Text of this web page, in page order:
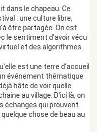
dans le chapeau. Ce
: une culture libre,
être partagée. On est
le sentiment d'avoir vécu
et des algorithmes.
est une terre d'accueil
événement thématique
hâte de voir quelle
au village. D'ici là, on
échanges qui prouvent
chose de beau au